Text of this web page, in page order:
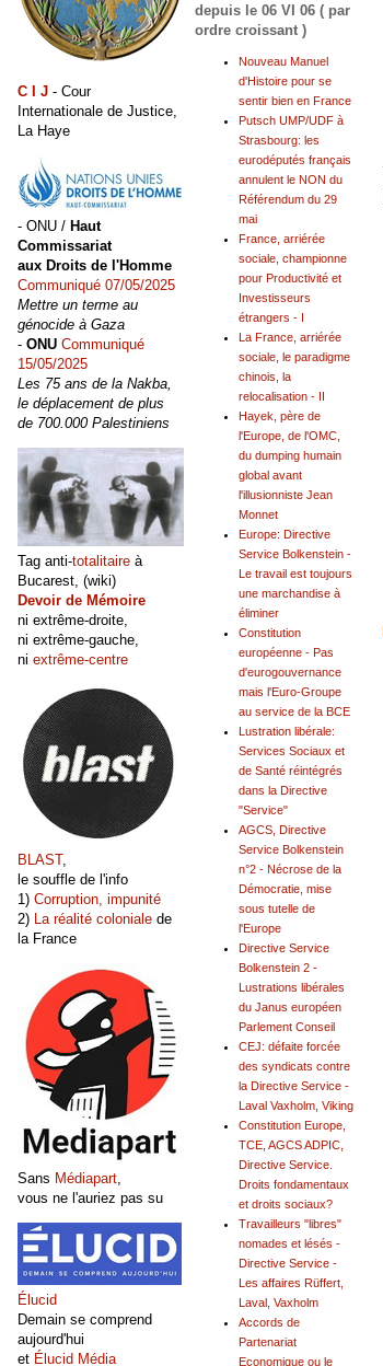
depuis le 06 VI 06 ( par
ordre croissant )
Nouveau Manuel
d'Histoire pour se
sentir bien en France
Putsch UMP/UDF à
Strasbourg: les
eurodéputés français
annulent le NON du
Référendum du 29
mai
France, arriérée
sociale, championne
pour Productivité et
Investisseurs
étrangers - I
La France, arriérée
sociale, le paradigme
chinois, la
relocalisation - II
Hayek, père de
l'Europe, de l'OMC,
du dumping humain
global avant
l'illusionniste Jean
Monnet
Europe: Directive
Service Bolkenstein -
Le travail est toujours
une marchandise à
éliminer
Constitution
européenne - Pas
d'eurogouvernance
mais l'Euro-Groupe
au service de la BCE
Lustration libérale:
Services Sociaux et
de Santé réintégrés
dans la Directive
"Service"
AGCS, Directive
Service Bolkenstein
n°2 - Nécrose de la
Démocratie, mise
sous tutelle de
l'Europe
Directive Service
Bolkenstein 2 -
Lustrations libérales
du Janus européen
Parlement Conseil
CEJ: défaite forcée
des syndicats contre
la Directive Service -
Laval Vaxholm, Viking
Constitution Europe,
TCE, AGCS ADPIC,
Directive Service.
Droits fondamentaux
et droits sociaux?
Travailleurs "libres"
nomades et lésés -
Directive Service -
Les affaires Rüffert,
Laval, Vaxholm
Accords de
Partenariat
Economique ou le
C I J - Cour
Internationale de Justice,
La Haye
- ONU / Haut
Commissariat
aux Droits de l'Homme
Communiqué 07/05/2025
Mettre un terme au
génocide à Gaza
- ONU Communiqué
15/05/2025
Les 75 ans de la Nakba,
le déplacement de plus
de 700.000 Palestiniens
Tag anti-totalitaire à
Bucarest, (wiki)
Devoir de Mémoire
ni extrême-droite,
ni extrême-gauche,
ni extrême-centre
BLAST,
le souffle de l'info
1) Corruption, impunité
2)
La réalité coloniale de
la France
Sans Médiapart
vous ne l'auriez pas su
Élucid
Demain se comprend
aujourd'hui
et Élucid Média